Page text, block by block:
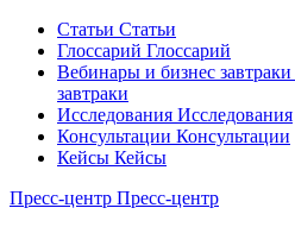
Статьи Статьи
Глоссарий Глоссарий
Вебинары и бизнес завтраки
завтраки
Исследования Исследования
Консультации Консультации
Кейсы Кейсы
Пресс-центр Пресс-центр